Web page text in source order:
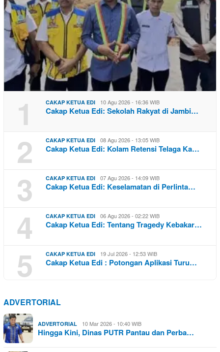
1 CAKAP KETUA EDI 10 Agu 2026 - 16:36 WIB
Cakap Ketua Edi: Sekolah Rakyat di Jambi…
2 CAKAP KETUA EDI 08 Agu 2026 - 13:05 WIB
Cakap Ketua Edi: Kolam Retensi Telaga Ka…
3 CAKAP KETUA EDI 07 Agu 2026 - 14:09 WIB
Cakap Ketua Edi: Keselamatan di Perlinta…
4 CAKAP KETUA EDI 06 Agu 2026 - 02:22 WIB
Cakap Ketua Edi: Tentang Tragedy Kebakar…
5 CAKAP KETUA EDI 19 Jul 2026 - 12:53 WIB
Cakap Ketua Edi : Potongan Aplikasi Turu…
ADVERTORIAL
ADVERTORIAL 10 Mar 2026 - 10:40 WIB
Hingga Kini, Dinas PUTR Pantau dan Perba…